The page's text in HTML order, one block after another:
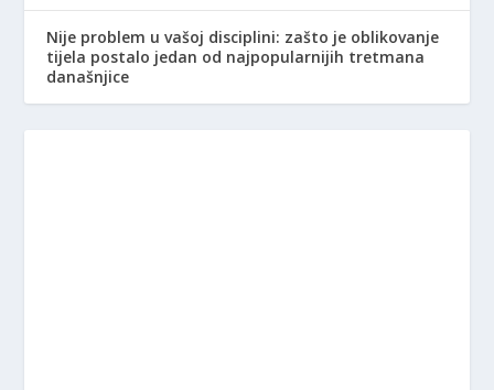
Nije problem u vašoj disciplini: zašto je oblikovanje
tijela postalo jedan od najpopularnijih tretmana
današnjice